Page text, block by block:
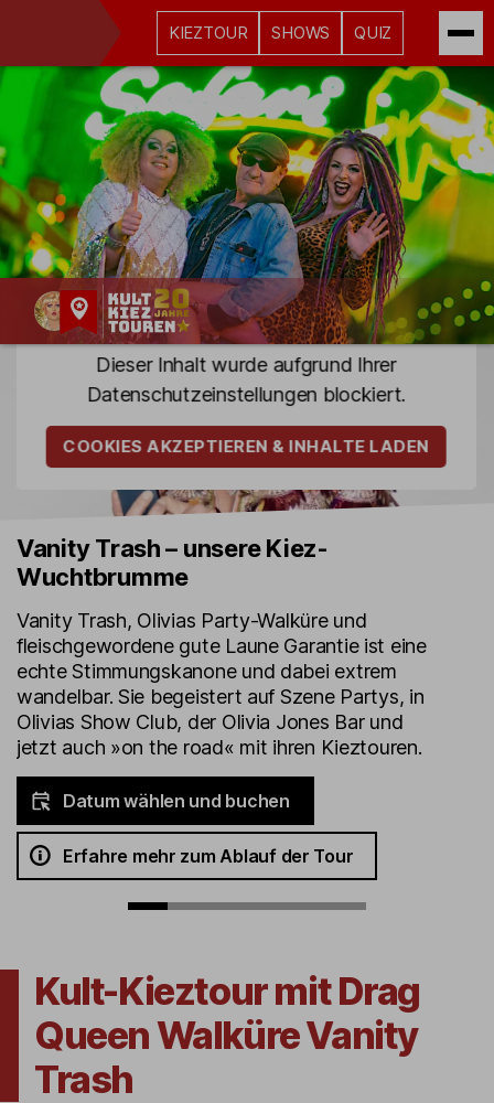
KIEZTOUR SHOWS QUIZ
Kult-
Kieztouren
Hamburg
Dieser Inhalt wurde aufgrund Ihrer
Datenschutz­einstellungen blockiert.
COOKIES AKZEPTIEREN & INHALTE LADEN
Vanity Trash – unsere Kiez-
Wuchtbrumme
Vanity Trash, Olivias Party-Walküre und
fleischgewordene gute Laune Garantie ist eine
echte Stimmungskanone und dabei extrem
wandelbar. Sie begeistert auf Szene Partys, in
Olivias Show Club, der Olivia Jones Bar und
jetzt auch »on the road« mit ihren Kieztouren.
Datum wählen und buchen
Erfahre mehr zum Ablauf der Tour
Kult-Kieztour mit Drag
Queen Walküre Vanity
Trash